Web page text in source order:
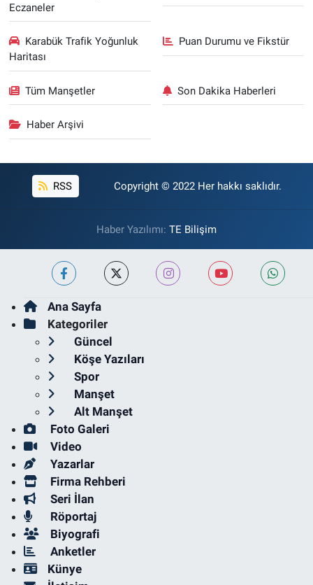
Eczaneler
Karabük Trafik Yoğunluk
Haritası
Puan Durumu ve Fikstür
Tüm Manşetler Son Dakika Haberleri
Haber Arşivi
RSS Copyright © 2022 Her hakkı saklıdır.
Haber Yazılımı: TE Bilişim
Ana Sayfa
Kategoriler
Güncel
Köşe Yazıları
Spor
Manşet
Alt Manşet
Foto Galeri
Video
Yazarlar
Firma Rehberi
Seri İlan
Röportaj
Biyografi
Anketler
Künye